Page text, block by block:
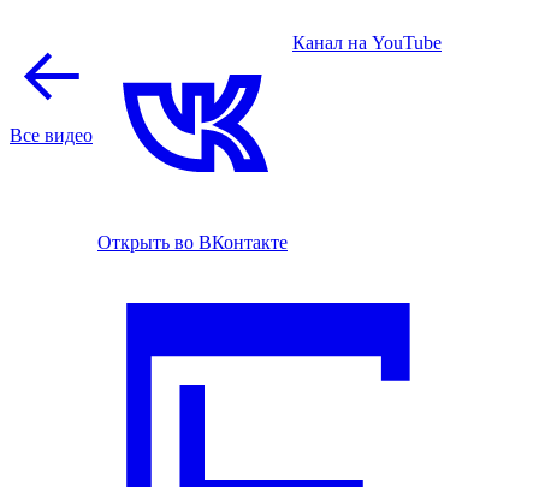
Все видео
Открыть во ВКонтакте
Канал на YouTube